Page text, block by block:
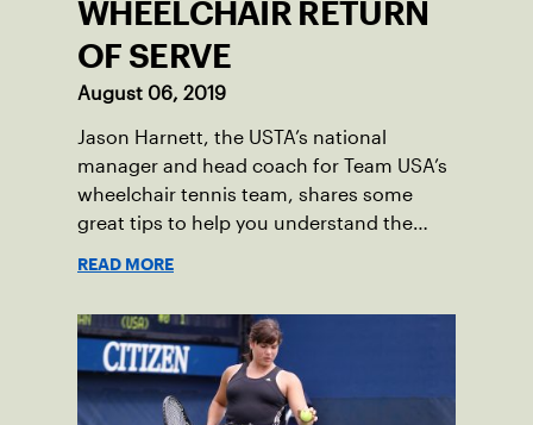
WHEELCHAIR RETURN
OF SERVE
August 06, 2019
Jason Harnett, the USTA’s national
manager and head coach for Team USA’s
wheelchair tennis team, shares some
great tips to help you understand the
READ MORE